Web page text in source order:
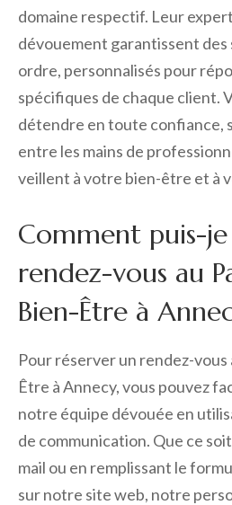
domaine respectif. Leur
dévouement garantissent des
ordre, personnalisés pour
spécifiques de chaque client.
détendre en toute confiance,
entre les mains de
veillent à votre bien-être et à
Comment puis-
rendez-vous au
Bien-Être à
Pour réserver un rendez-vous
Être à Annecy, vous pouvez
notre équipe dévouée en
de communication. Que ce
mail ou en remplissant le
sur notre site web, notre